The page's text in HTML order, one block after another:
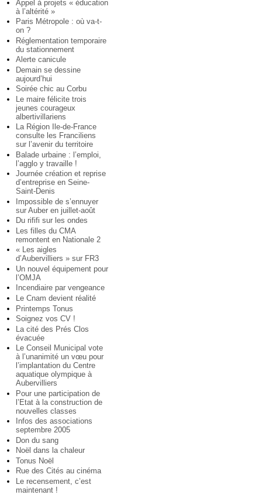
Appel à projets « éducation
à l’altérité »
Paris Métropole : où va-t-
on ?
Réglementation temporaire
du stationnement
Alerte canicule
Demain se dessine
aujourd’hui
Soirée chic au Corbu
Le maire félicite trois
jeunes courageux
albertivillariens
La Région Ile-de-France
consulte les Franciliens
sur l’avenir du territoire
Balade urbaine : l’emploi,
l’agglo y travaille !
Journée création et reprise
d’entreprise en Seine-
Saint-Denis
Impossible de s’ennuyer
sur Auber en juillet-août
Du rififi sur les ondes
Les filles du CMA
remontent en Nationale 2
« Les aigles
d’Aubervilliers » sur FR3
Un nouvel équipement pour
l’OMJA
Incendiaire par vengeance
Le Cnam devient réalité
Printemps Tonus
Soignez vos CV !
La cité des Prés Clos
évacuée
Le Conseil Municipal vote
à l’unanimité un vœu pour
l’implantation du Centre
aquatique olympique à
Aubervilliers
Pour une participation de
l’Etat à la construction de
nouvelles classes
Infos des associations
septembre 2005
Don du sang
Noël dans la chaleur
Tonus Noël
Rue des Cités au cinéma
Le recensement, c’est
maintenant !